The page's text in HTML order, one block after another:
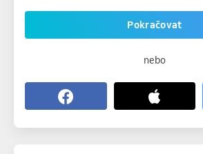
Pokračovat
nebo